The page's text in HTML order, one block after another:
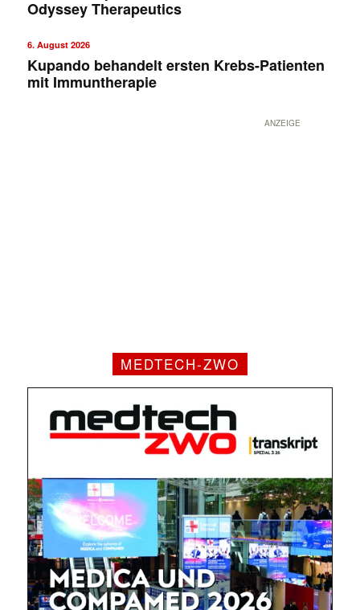
Odyssey Therapeutics
6. August 2026
Kupando behandelt ersten Krebs-Patienten
mit Immuntherapie
ANZEIGE
MEDTECH-ZWO